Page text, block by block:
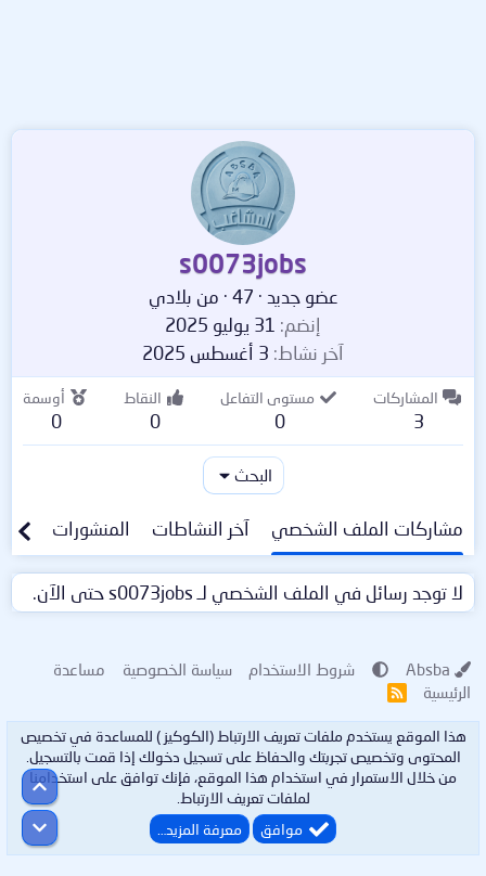
s0073jobs
عضو جديد ·
· من بلادي
إنضم 31 يوليو 2025
آخر نشاط 3 أغسطس 2025
المشاركات
3
مستوى التفاعل
0
النقاط
0
أوسمة
0
البحث
مشاركات الملف الشخصي آخر النشاطات المنشورات
لا توجد رسائل في الملف الشخصي لـ s0073jobs حتى الآن.
شروط الاستخدام سياسة الخصوصية
مساعدة
الرئيسية
R
هذا الموقع يستخدم ملفات تعريف الارتباط (الكوكيز ) للمساعدة في تخصيص
المحتوى وتخصيص تجربتك والحفاظ على تسجيل دخولك إذا قمت بالتسجيل.
من خلال الاستمرار في استخدام هذا الموقع، فإنك توافق على استخدامنا
لملفات تعريف الارتباط.
موافق
معرفة المزيد…
أعلى